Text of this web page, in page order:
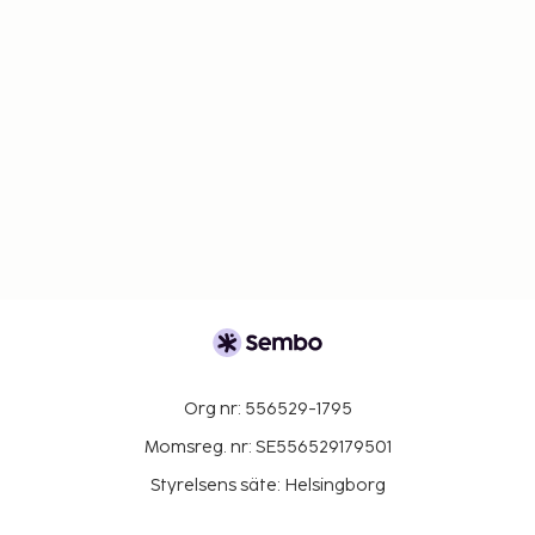
Org nr: 556529-1795
Momsreg. nr: SE556529179501
Styrelsens säte: Helsingborg